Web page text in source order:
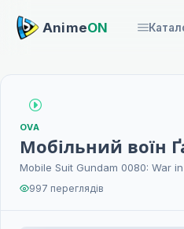
AnimeON
OVA
Мобільний воїн
Mobile Suit Gundam 0080: War
997 переглядів